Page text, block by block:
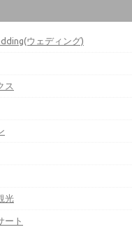
ウェディング)
ス
光
ート